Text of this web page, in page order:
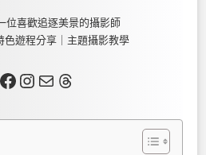
位喜歡追逐美景的攝影師
色遊程分享｜主題攝影教學
Facebook InstagramMail Threads